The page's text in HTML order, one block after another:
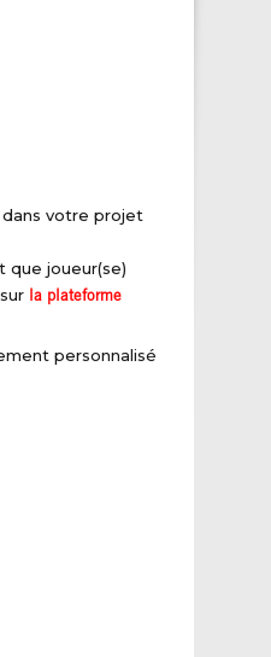
dans votre projet
que joueur(se)
la plateforme
personnalisé